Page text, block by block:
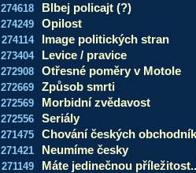
274618 Blbej policajt (?)
274249 Opilost
274114 Image politických stran
273404 Levice / pravice
272908 Otřesné poměry v Motole
272669 Způsob smrti
272569 Morbidní zvědavost
272556 Seriály
271475 Chování českých
271421 Neumíme česky
271149 Máte jedinečnou